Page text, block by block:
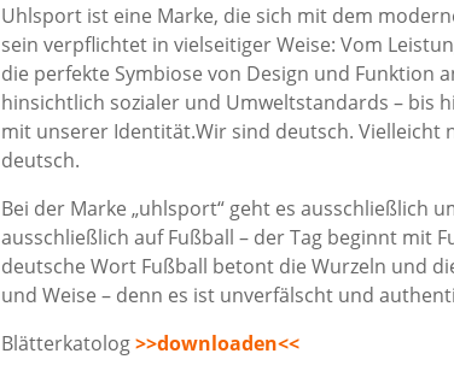
Uhlsport ist eine Marke, die sich mit dem
sein verpflichtet in vielseitiger Weise: Vom
die perfekte Symbiose von Design und Funktion
hinsichtlich sozialer und Umweltstandards – bis
mit unserer Identität.Wir sind deutsch. Vielleicht
deutsch.
Bei der Marke „uhlsport“ geht es ausschließlich
ausschließlich auf Fußball – der Tag beginnt mit
deutsche Wort Fußball betont die Wurzeln und
und Weise – denn es ist unverfälscht und
Blätterkatolog >>downloaden<<